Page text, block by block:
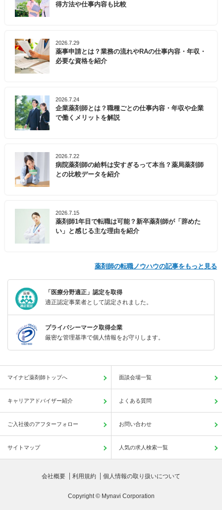
得方法や仕事内容も比較
2026.7.29
薬事申請とは？業務の流れやRAの仕事内容・年収・
必要な資格を紹介
2026.7.24
企業薬剤師とは？職種ごとの仕事内容・年収や企業
で働くメリットを解説
2026.7.22
病院薬剤師の給料は安すぎるって本当？薬局薬剤師
との比較データを紹介
2026.7.15
薬剤師1年目で転職は可能？新卒薬剤師が「辞めた
い」と感じる主な理由を紹介
薬剤師の転職ノウハウの記事をもっと見る
「医療分野適正」認定を取得
適正認定事業者として認定されました。
プライバシーマーク取得企業
厳密な管理基準で個人情報をお守りします。
マイナビ薬剤師トップへ 面談会場一覧
キャリアアドバイザー紹介 よくある質問
ご入社後のアフターフォロー お問い合わせ
サイトマップ 人気の求人検索一覧
会社概要 利用規約 個人情報の取り扱いについて
Copyright © Mynavi Corporation